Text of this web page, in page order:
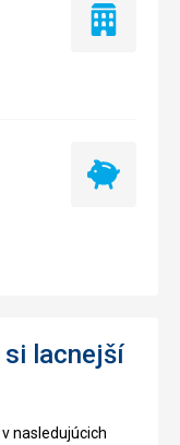
Iba
Najlacnejší
si lacnejší
nasledujúcich